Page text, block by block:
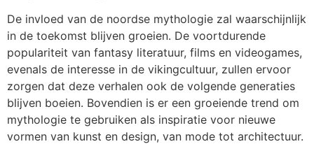
De invloed van de noordse mythologie zal waarschijnlijk
in de toekomst blijven groeien. De voortdurende
populariteit van fantasy literatuur, films en videogames,
evenals de interesse in de vikingcultuur, zullen ervoor
zorgen dat deze verhalen ook de volgende generaties
blijven boeien. Bovendien is er een groeiende trend om
mythologie te gebruiken als inspiratie voor nieuwe
vormen van kunst en design, van mode tot architectuur.